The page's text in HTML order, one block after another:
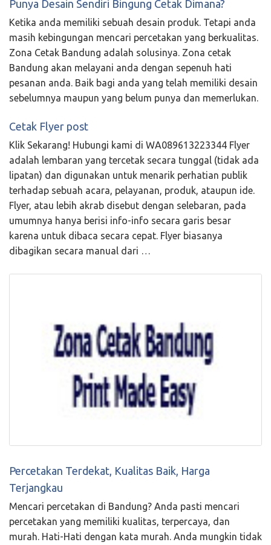
Punya Desain Sendiri Bingung Cetak Dimana?
Ketika anda memiliki sebuah desain produk. Tetapi anda
masih kebingungan mencari percetakan yang berkualitas.
Zona Cetak Bandung adalah solusinya. Zona cetak
Bandung akan melayani anda dengan sepenuh hati
pesanan anda. Baik bagi anda yang telah memiliki desain
sebelumnya maupun yang belum punya dan memerlukan.
Cetak Flyer post
Klik Sekarang! Hubungi kami di WA089613223344 Flyer
adalah lembaran yang tercetak secara tunggal (tidak ada
lipatan) dan digunakan untuk menarik perhatian publik
terhadap sebuah acara, pelayanan, produk, ataupun ide.
Flyer, atau lebih akrab disebut dengan selebaran, pada
umumnya hanya berisi info-info secara garis besar
karena untuk dibaca secara cepat. Flyer biasanya
dibagikan secara manual dari …
Percetakan Terdekat, Kualitas Baik, Harga
Terjangkau
Mencari percetakan di Bandung? Anda pasti mencari
percetakan yang memiliki kualitas, terpercaya, dan
murah. Hati-Hati dengan kata murah. Anda mungkin tidak